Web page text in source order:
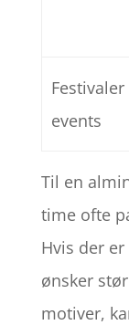
events
Til en
time ofte
Hvis der
ønsker
motiver,